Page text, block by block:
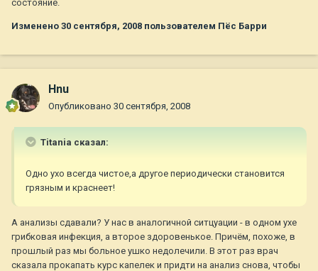
состояние.
Изменено 30 сентября, 2008 пользователем Пёс Барри
Hnu
Опубликовано 30 сентября, 2008
Titania сказал:
Одно ухо всегда чистое,а другое периодически становится
грязным и краснеет!
А анализы сдавали? У нас в аналогичной ситцуации - в одном ухе
грибковая инфекция, а второе здоровенькое. Причём, похоже, в
прошлый раз мы больное ушко недолечили. В этот раз врач
сказала прокапать курс капелек и придти на анализ снова, чтобы